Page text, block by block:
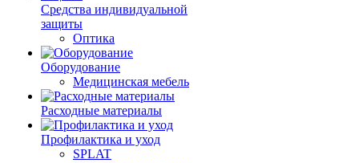
Средства индивидуальной
защиты
Оптика
Оборудование
Медицинская мебель
Расходные материалы
Профилактика и уход
SPLAT